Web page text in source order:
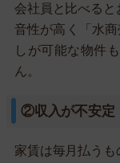
会社員と比べる
音性が高く「水
しが可能な物件
ん。
②収入が不安定
家賃は毎月払う